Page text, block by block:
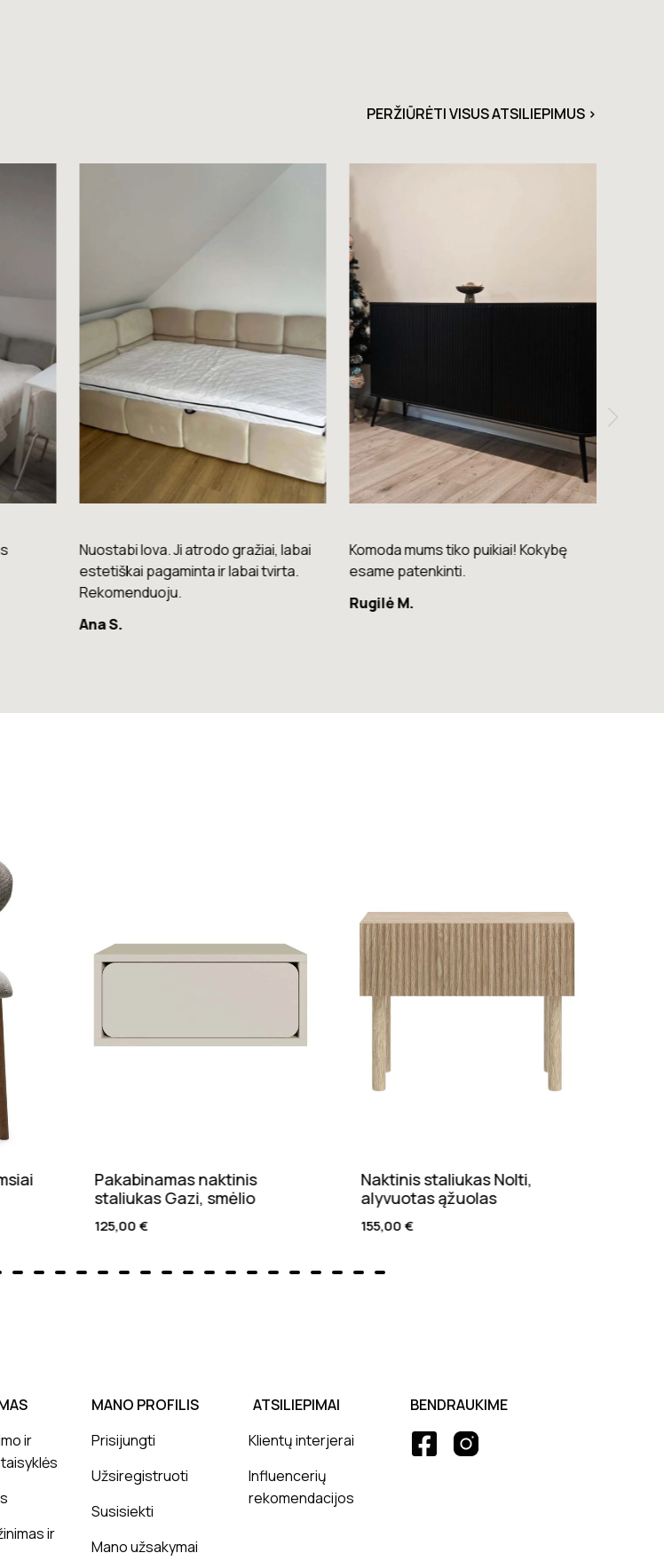
PERŽIŪRĖTI VISUS ATSILIEPIMUS >
Nuostabi lova. Ji atrodo gražiai, labai
estetiškai pagaminta ir labai tvirta.
Rekomenduoju.
Ana S.
Komoda mums tiko puikiai! Kokybę
esame patenkinti.
Rugilė M.
Pakabinamas naktinis
staliukas Gazi, smėlio
125,00€
Naktinis staliukas Nolti,
alyvuotas ąžuolas
155,00€
ir
ir
MANO PROFILIS
Prisijungti
Užsiregistruoti
Susisiekti
Mano užsakymai
ATSILIEPIMAI
Klientų interjerai
Influencerių
rekomendacijos
BENDRAUKIME